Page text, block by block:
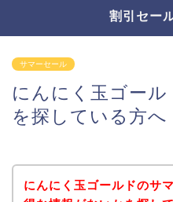
割引セー
サマーセール
にんにく玉ゴー
を探している方へ
にんにく玉ゴールドのサ